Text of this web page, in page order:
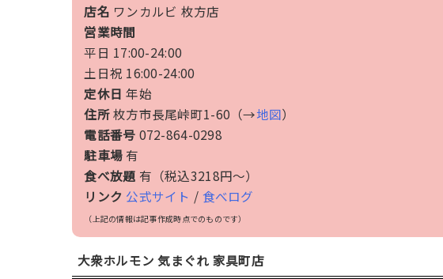
店名 ワンカルビ 枚方店
営業時間
平日 17:00-24:00
土日祝 16:00-24:00
定休日 年始
住所枚方市長尾峠町1-60（→地図）
電話番号 072-864-0298
駐車場 有
食べ放題 有（税込3218円〜）
リンク 公式サイト / 食べログ
（上記の情報は記事作成時点でのものです）
大衆ホルモン 気まぐれ 家具町店